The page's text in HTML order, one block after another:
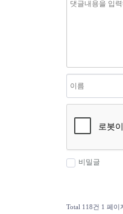
비밀글
Total 118건 1 페이